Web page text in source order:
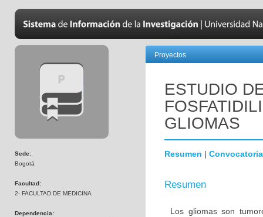
Sede:
Bogotá
Facultad:
2- FACULTAD DE MEDICINA
Dependencia:
Proyectos
ESTUDIO
GLIOMAS
Resumen | Convocatoria
Resumen
Los gliomas son